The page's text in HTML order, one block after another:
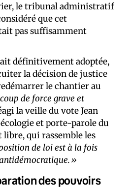
le tribunal administratif
que cet
pas suffisamment
définitivement adoptée,
la décision de justice
le chantier au
coup de force grave et
la veille du vote Jean
et porte-parole du
libre, qui rassemble les
de loi est à la fois
des pouvoirs